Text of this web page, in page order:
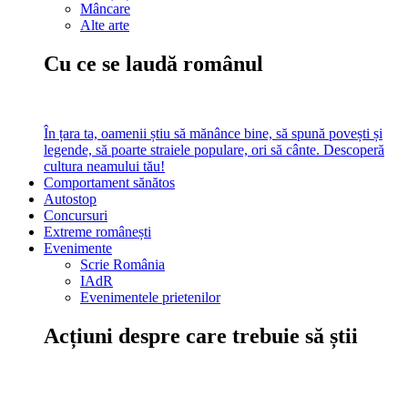
Mâncare
Alte arte
Cu ce se laudă românul
În țara ta, oamenii știu să mănânce bine, să spună povești și
legende, să poarte straiele populare, ori să cânte. Descoperă
cultura neamului tău!
Comportament sănătos
Autostop
Concursuri
Extreme românești
Evenimente
Scrie România
IAdR
Evenimentele prietenilor
Acțiuni despre care trebuie să știi